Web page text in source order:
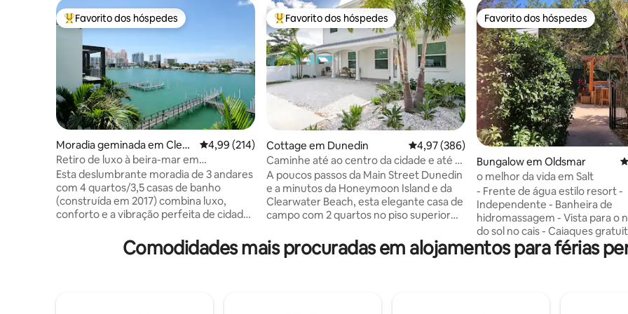
Favoritos dos hóspedes mais apreciados
Favorito dos hóspedes
Moradia geminada em Clear
water
Classificação média de 4,99 em 5 estrelas, 214avaliações
4,99 (214)
Retiro de luxo à beira-mar em
Clearwater Beach
Esta deslumbrante moradia de 3 andares
com 4 quartos/3,5 casas de banho
(construída em 2017) combina luxo,
conforto e a vibração perfeita de cidade
areias brancas de Clearwater Beach e
diretamente na via navegável intracostal,
Favoritos dos hóspedes mais apreciados
Favorito dos hóspedes
Cottage em Dunedin Classificação média de 4,97 em 5 estrelas,
4,97 (386)
Caminhe até ao centro da cidade e até à
orla marítima, a poucos minutos das
praias
A poucos passos da Main Street Dunedin
e a minutos da Honeymoon Island e da
Clearwater Beach, esta elegante casa de
campo com 2 quartos no piso superior
com um conforto excecional. Murais
tropicais, vistas para as copas das
Favorito dos hóspedes
Favorito dos hóspedes
Bungalow em Oldsmar
o melhor da vida em Salt
- Frente de água estilo resort -
Independente - Banheira de
hidromassagem - Vista para o
do sol no cais - Caiaques
de Internet/YouTube - Smart
polegadas - Quarto espaçoso
de estimação - Pátio privado
Comodidades mais procuradas em alojamentos para férias